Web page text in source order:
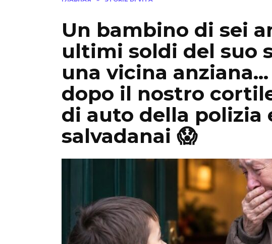
Un bambino di sei
ultimi soldi del suo
una vicina
dopo il nostro
di auto della polizia
salvadanai 😱